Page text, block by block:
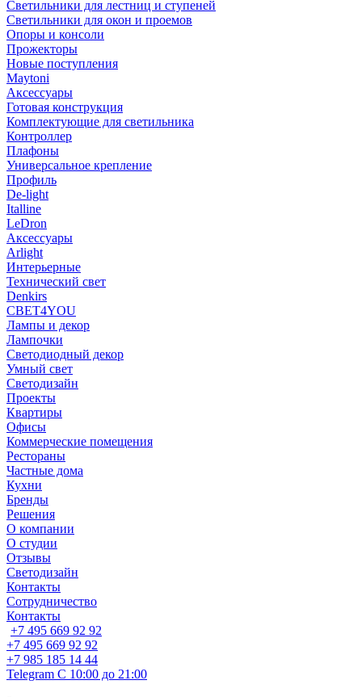
Светильники для лестниц и ступеней
Светильники для окон и проемов
Опоры и консоли
Прожекторы
Новые поступления
Maytoni
Аксессуары
Готовая конструкция
Комплектующие для светильника
Контроллер
Плафоны
Универсальное крепление
Профиль
De-light
Italline
LeDron
Аксессуары
Arlight
Интерьерные
Технический свет
Denkirs
СВЕТ4YOU
Лампы и декор
Лампочки
Светодиодный декор
Умный свет
Светодизайн
Проекты
Квартиры
Офисы
Коммерческие помещения
Рестораны
Частные дома
Кухни
Бренды
Решения
О компании
О студии
Отзывы
Светодизайн
Контакты
Сотрудничество
Контакты
+7 495 669 92 92
+7 495 669 92 92
+7 985 185 14 44
Telegram С 10:00 до 21:00